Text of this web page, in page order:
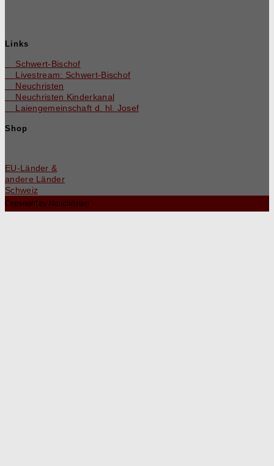
Links
Schwert-Bischof
Livestream: Schwert-Bischof
Neuchristen
Neuchris­ten Kinderkanal
Laienge­mein­schaft d. hl. Josef
Shop
EU-Län­der &
andere Länder
Schweiz
Copyright by Neuchristen